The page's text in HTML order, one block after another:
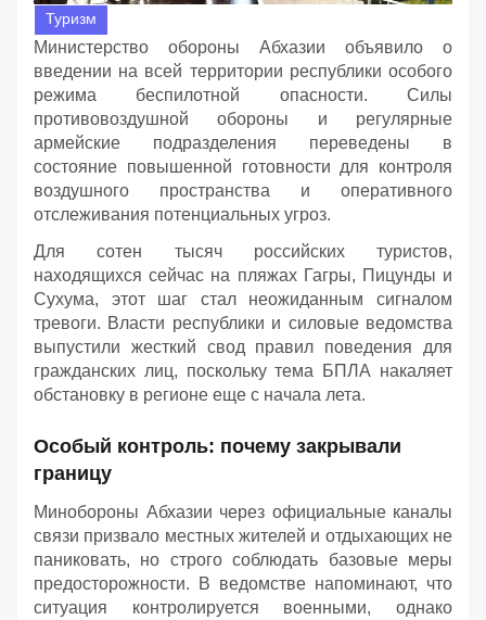
Туризм
Министерство обороны Абхазии объявило о
введении на всей территории республики особого
режима беспилотной опасности. Силы
противовоздушной обороны и регулярные
армейские подразделения переведены в
состояние повышенной готовности для контроля
воздушного пространства и оперативного
отслеживания потенциальных угроз.
Для сотен тысяч российских туристов,
находящихся сейчас на пляжах Гагры, Пицунды и
Сухума, этот шаг стал неожиданным сигналом
тревоги. Власти республики и силовые ведомства
выпустили жесткий свод правил поведения для
гражданских лиц, поскольку тема БПЛА накаляет
обстановку в регионе еще с начала лета.
Особый контроль: почему закрывали
границу
Минобороны Абхазии через официальные каналы
связи призвало местных жителей и отдыхающих не
паниковать, но строго соблюдать базовые меры
предосторожности. В ведомстве напоминают, что
ситуация контролируется военными, однако